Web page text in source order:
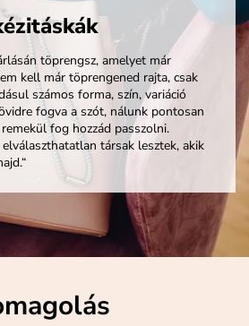
töprengsz, amelyet már
kell már töprengened rajta, csak
számos forma, szín, variáció
fogva a szót, nálunk pontosan
fog hozzád passzolni.
társak lesztek, akik